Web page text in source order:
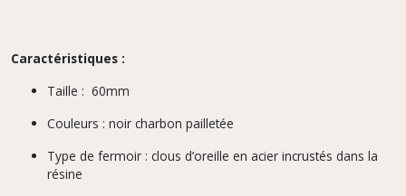
Caractéristiques :
Taille : 60mm
Couleurs : noir charbon pailletée
Type de fermoir : clous d’oreille en acier incrustés dans la
résine